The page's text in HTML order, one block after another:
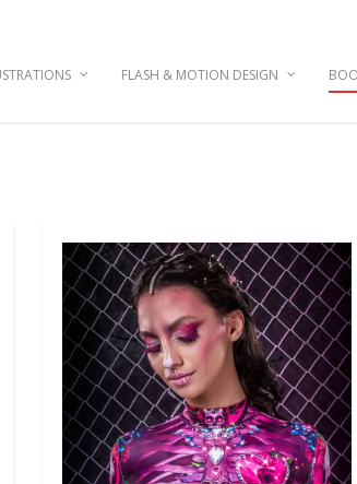
FLASH & MOTION DESIGN